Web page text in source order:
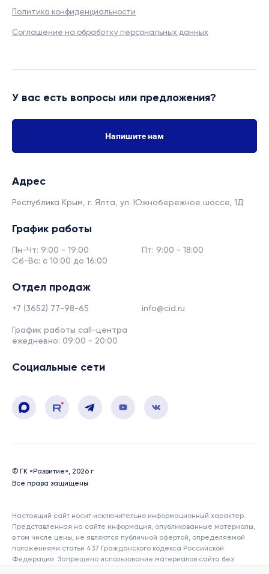
Политика конфиденциальности
Соглашение на обработку персональных данных
У вас есть вопросы или предложения?
Напишите нам
Адрес
Республика Крым, г. Ялта, ул. Южнобережное шоссе, 1Д
График работы
Пн-Чт: 9:00 - 19:00
Пт: 9:00 - 18:00
Сб-Вс: с 10:00 до 16:00
Отдел продаж
+7 (3652) 77-98-65 info@cid.ru
График работы call-центра
ежедневно: 09:00 - 20:00
Социальные сети
© ГК «Развитие», 2026 г
Все права защищены
Настоящий сайт носит исключительно информационный характер.
Представленная на сайте информация, опубликованные материалы,
в том числе цены, не являются публичной офертой, определяемой
положениями статьи 437 Гражданского кодекса Российской
Федерации. Запрещено использование материалов сайта без